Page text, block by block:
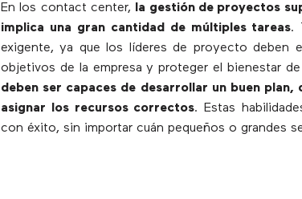
En los contact center,
la gestión de proyectos
implica una gran cantidad de múltiples tareas.
exigente, ya que los líderes de proyecto deben
objetivos de la empresa y proteger el bienestar
deben ser capaces de desarrollar un buen
asignar los recursos correctos. Estas
con éxito, sin importar cuán pequeños o grandes